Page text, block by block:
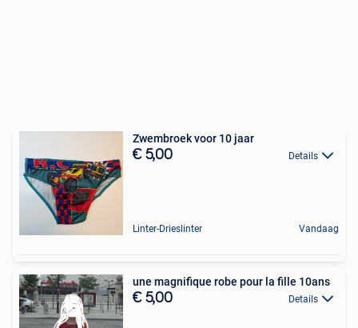
Zwembroek voor 10 jaar
€ 5,00 Details
Linter-Drieslinter Vandaag
une magnifique robe pour la fille 10ans
€ 5,00 Details